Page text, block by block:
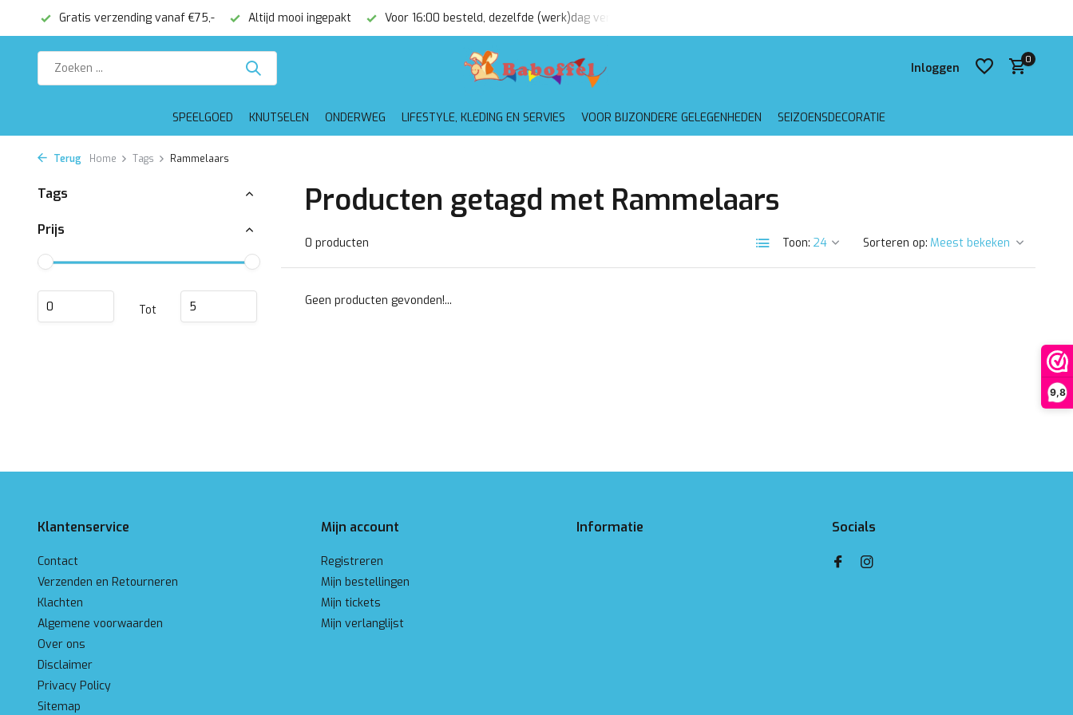
9,8
Gratis verzending vanaf €75,- Altijd mooi ingepakt Voor 16:00 besteld, dezelfde (werk)dag verzonden
Inloggen
0
SPEELGOED KNUTSELEN ONDERWEG LIFESTYLE, KLEDING EN SERVIES VOOR BIJZONDERE GELEGENHEDEN SEIZOENSDECORATIE
Terug Home Tags Rammelaars
Tags
Prijs
Tot
Producten getagd met Rammelaars
0 producten Toon: Sorteren op:
Geen producten gevonden!...
Klantenservice
Contact
Verzenden en Retourneren
Klachten
Algemene voorwaarden
Over ons
Disclaimer
Privacy Policy
Sitemap
Mijn account
Registreren
Mijn bestellingen
Mijn tickets
Mijn verlanglijst
Informatie Socials